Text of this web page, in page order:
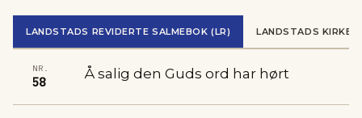
LANDSTADS REVIDERTE SALMEBOK (LR) LANDSTADS
NR.
58
Å salig den Guds ord har hørt